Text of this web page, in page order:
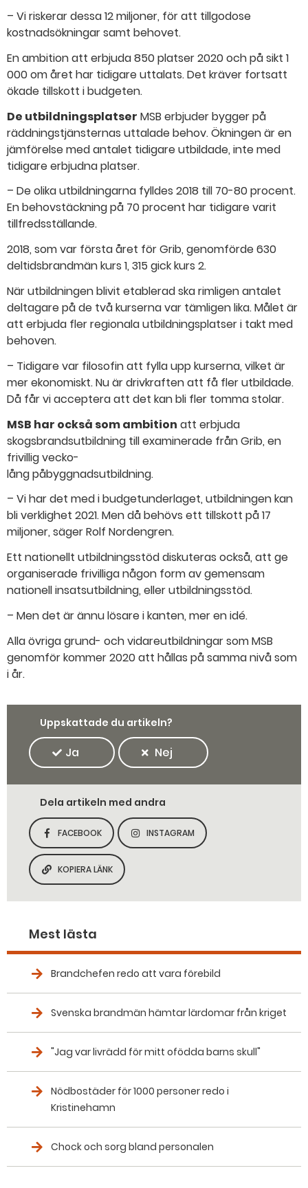
– Vi riskerar dessa 12 miljoner, för att tillgodose
kostnadsökningar samt behovet.
En ambition att erbjuda 850 platser 2020 och på sikt 1
000 om året har tidigare uttalats. Det kräver fortsatt
ökade tillskott i budgeten.
De utbildningsplatser MSB erbjuder bygger på
räddningstjänsternas uttalade behov. Ökningen är en
jämförelse med antalet tidigare utbildade, inte med
tidigare erbjudna platser.
– De olika utbildningarna fylldes 2018 till 70-80 procent.
En behovstäckning på 70 procent har tidigare varit
tillfredsställande.
2018, som var första året för Grib, genomförde 630
deltidsbrandmän kurs 1, 315 gick kurs 2.
När utbildningen blivit etablerad ska rimligen antalet
deltagare på de två kurserna var tämligen lika. Målet är
att erbjuda fler regionala utbildningsplatser i takt med
behoven.
– Tidigare var filosofin att fylla upp kurserna, vilket är
mer ekonomiskt. Nu är drivkraften att få fler utbildade.
Då får vi acceptera att det kan bli fler tomma stolar.
MSB har också som ambition att erbjuda
skogsbrands­utbildning till examinerade från Grib, en
frivillig vecko-​​
lång påbyggnadsutbildning.
– Vi har det med i budgetunderlaget, utbildningen kan
bli verklighet 2021. Men då behövs ett tillskott på 17
miljoner, säger Rolf Nordengren.
Ett nationellt utbildningsstöd diskuteras också, att ge
organiserade frivilliga någon form av gemensam
nationell insatsutbildning, eller utbildningsstöd.
– Men det är ännu lösare i kanten, mer en idé.
Alla övriga grund- och vidareutbildningar som MSB
genomför kommer 2020 att hållas på samma nivå som
i år.
Uppskattade du artikeln?
Ja Nej
Dela artikeln med andra
DELA SIDAN PÅ
FACEBOOK
DELA SIDAN PÅ
INSTAGRAM
KOPIERA SIDANS LÄNK
KOPIERA LÄNK
Mest lästa
Brandchefen redo att vara förebild
Svenska brandmän hämtar lärdomar från kriget
"Jag var livrädd för mitt ofödda barns skull"
Nödbostäder för 1000 personer redo i
Kristinehamn
Chock och sorg bland personalen